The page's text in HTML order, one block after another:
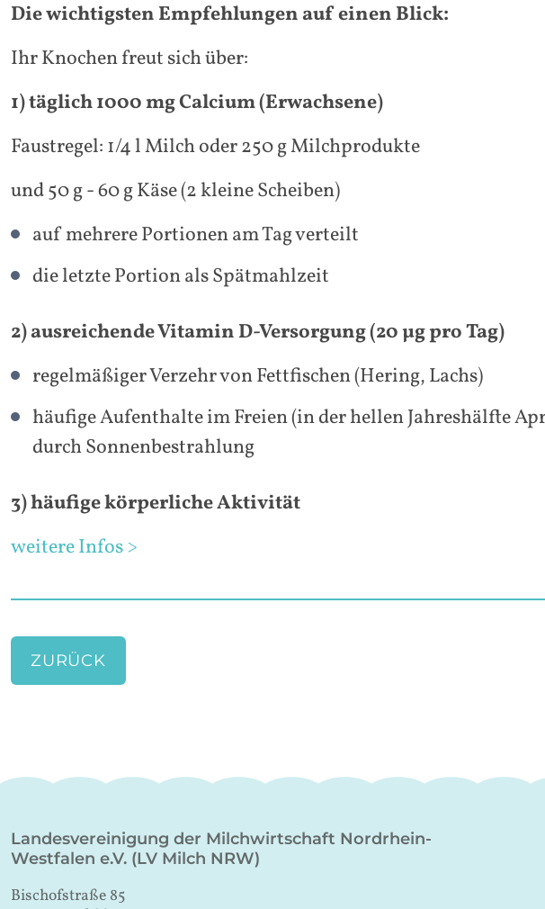
Die wichtigsten Empfehlungen auf einen Blick:
Ihr Knochen freut sich über:
1) täglich 1000 mg Calcium (Erwachsene)
Faustregel: 1/4 l Milch oder 250 g Milchprodukte
und 50 g - 60 g Käse (2 kleine Scheiben)
auf mehrere Portionen am Tag verteilt
die letzte Portion als Spätmahlzeit
2) ausreichende Vitamin D-Versorgung (20 µg pro Tag)
regelmäßiger Verzehr von Fettfischen (Hering, Lachs)
häufige Aufenthalte im Freien (in der hellen Jahreshälfte
durch Sonnenbestrahlung
3) häufige körperliche Aktivität
weitere Infos >
ZURÜCK
Landesvereinigung der Milchwirtschaft Nordrhein-
Westfalen e.V. (LV Milch NRW)
Bischofstraße 85